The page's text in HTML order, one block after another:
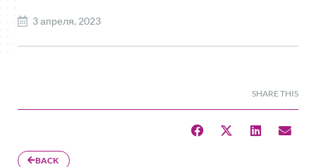
3 апреля, 2023
SHARE THIS
BACK